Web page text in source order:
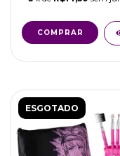
COMPRAR
ESGOTADO